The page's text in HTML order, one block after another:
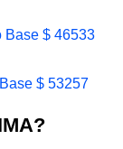
Base $ 46533
$ 53257